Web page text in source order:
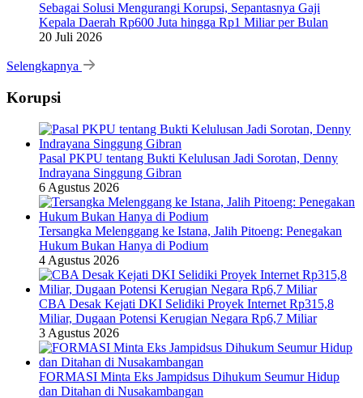
Sebagai Solusi Mengurangi Korupsi, Sepantasnya Gaji
Kepala Daerah Rp600 Juta hingga Rp1 Miliar per Bulan
20 Juli 2026
Selengkapnya
Korupsi
Pasal PKPU tentang Bukti Kelulusan Jadi Sorotan, Denny
Indrayana Singgung Gibran
6 Agustus 2026
Tersangka Melenggang ke Istana, Jalih Pitoeng: Penegakan
Hukum Bukan Hanya di Podium
4 Agustus 2026
CBA Desak Kejati DKI Selidiki Proyek Internet Rp315,8
Miliar, Dugaan Potensi Kerugian Negara Rp6,7 Miliar
3 Agustus 2026
FORMASI Minta Eks Jampidsus Dihukum Seumur Hidup
dan Ditahan di Nusakambangan